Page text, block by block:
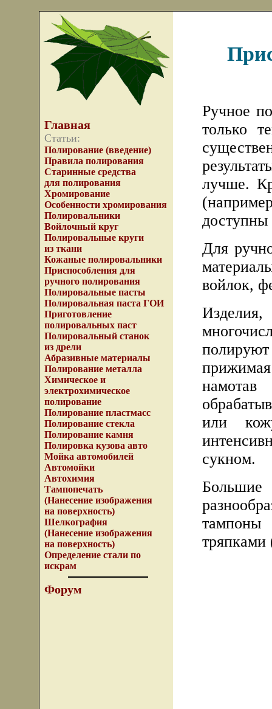
Главная
Статьи:
Полирование (введение)
Правила полирования
Старинные средства
для полирования
Хромирование
Особенности хромирования
Полировальники
Войлочный круг
Полировальные круги
из ткани
Кожаные полировальники
Приспособления для
ручного полирования
Полировальные пасты
Полировальная паста ГОИ
Приготовление
полировальных паст
Полировальный станок
из дрели
Абразивные материалы
Полирование металла
Химическое и
электрохимическое
полирование
Полирование пластмасс
Полирование стекла
Полирование камня
Полировка кузова авто
Мойка автомобилей
Автомойки
Автохимия
Тампопечать
(Нанесение изображения
на поверхность)
Шелкография
(Нанесение изображения
на поверхность)
Определение стали по
искрам
Форум
Ручное
только
лучше.
доступны
Для
войлок,
или
сукном.
тряпками